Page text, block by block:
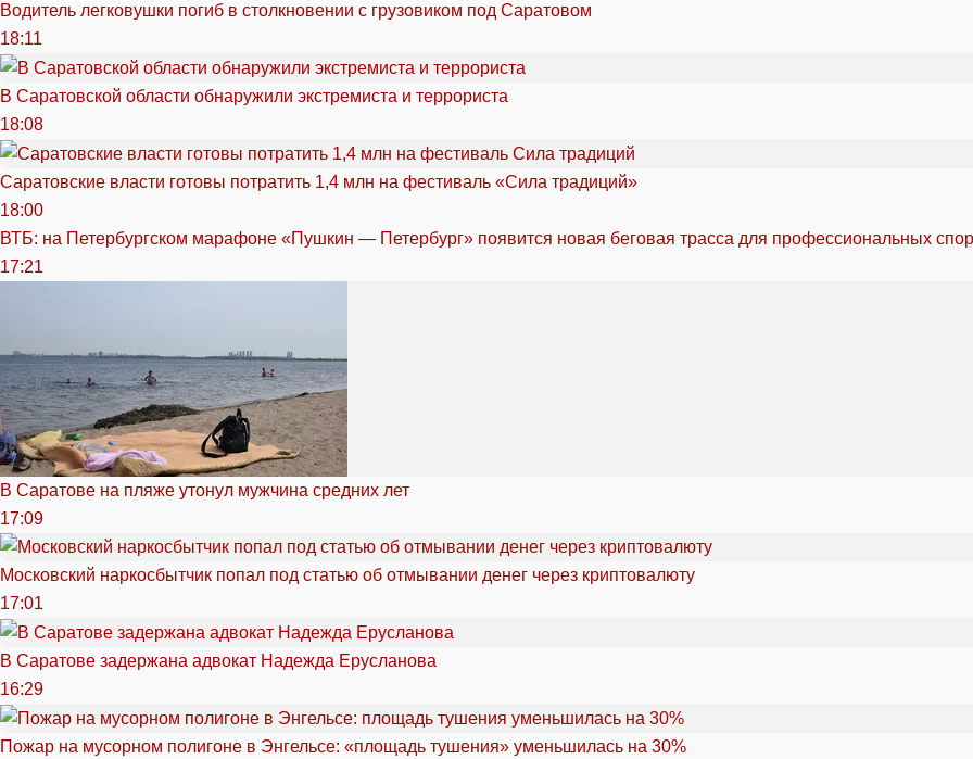
Водитель легковушки погиб в столкновении с грузовиком под Саратовом
18:11
В Саратовской области обнаружили экстремиста и террориста
18:08
Саратовские власти готовы потратить 1,4 млн на фестиваль «Сила традиций»
18:00
ВТБ: на Петербургском марафоне «Пушкин — Петербург» появится новая беговая трасса для профессиональных
17:21
В Саратове на пляже утонул мужчина средних лет
17:09
Московский наркосбытчик попал под статью об отмывании денег через криптовалюту
17:01
В Саратове задержана адвокат Надежда Ерусланова
16:29
Пожар на мусорном полигоне в Энгельсе: «площадь тушения» уменьшилась на 30%